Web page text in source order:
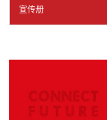
宣传册